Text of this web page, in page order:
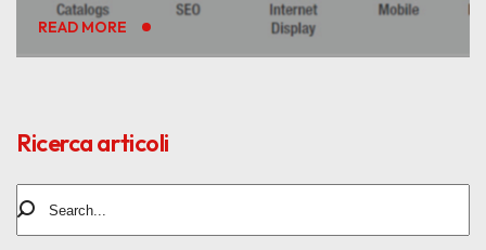
READ MORE
Ricerca articoli